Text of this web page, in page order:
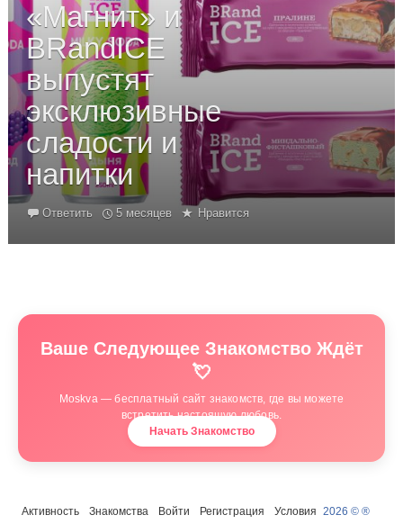
«Магнит» и
BRandICE
выпустят
эксклюзивные
сладости и
напитки
Ответить 5 месяцев Нравится
Ваше Следующее Знакомство Ждёт
💘
Moskva — бесплатный сайт знакомств, где вы можете
встретить настоящую любовь.
Начать Знакомство
Активность Знакомства Войти Регистрация Условия 2026 © ®